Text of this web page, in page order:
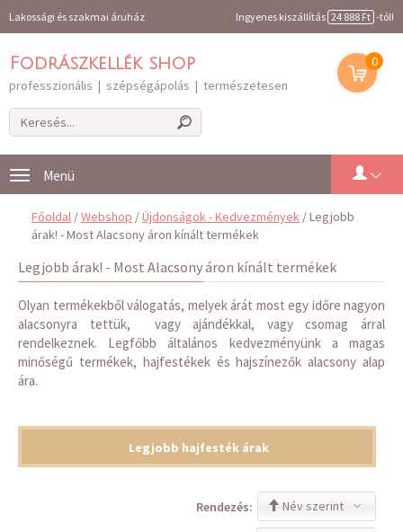
Lakossági és szakmai áruház Ingyenes kiszállítás 24 888 Ft -tól!
Fodrászkellék shop
professzionális | szépségápolás | természetesen
0
Toggle
navigation
Főoldal /Webshop /Újdonságok - Kedvezmények / Legjobb
árak! - Most Alacsony áron kínált termékek
Legjobb árak! - Most Alacsony áron kínált termékek
Olyan termékekből válogatás, melyek árát most egy időre nagyon
alacsonyra tettük, vagy ajándékkal, vagy csomag árral
rendelkeznek. Legfőbb általános kedvezményünk a magas
minőségű termékek, hajfestékek és hajszínezők alacsony alap
ára.
Legjobb hajfesték árak
Név szerint
Rendezés: